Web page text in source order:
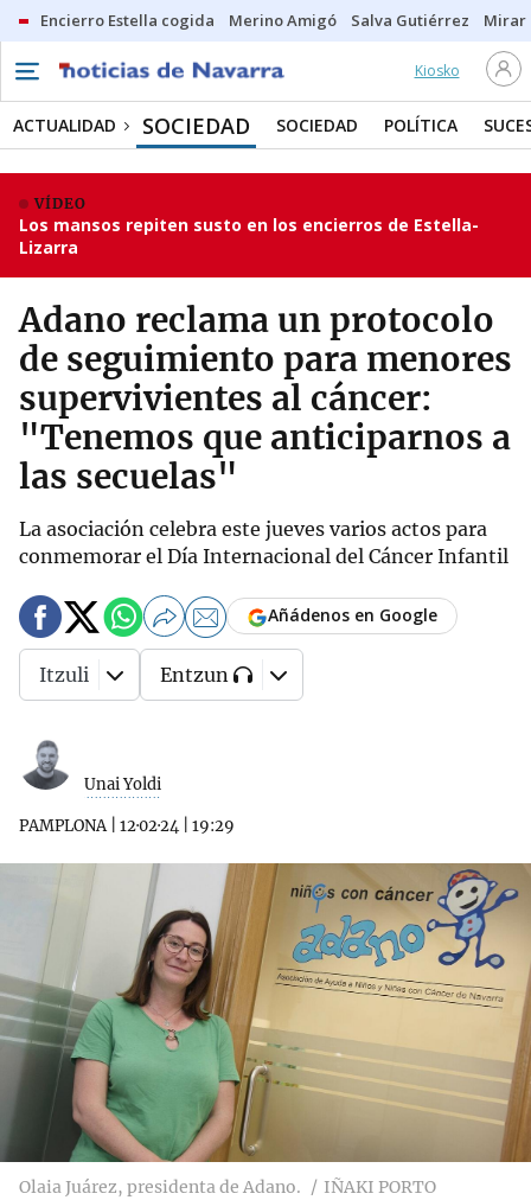
Encierro Estella cogida Merino Amigó Salva Gutiérrez Mirar
Kiosko
ACTUALIDAD SOCIEDAD SOCIEDAD POLÍTICA
VÍDEO
Los mansos repiten susto en los encierros de Estella-
Lizarra
Adano reclama un protocolo
de seguimiento para menores
supervivientes al cáncer:
"Tenemos que anticiparnos a
las secuelas"
La asociación celebra este jueves varios actos para
conmemorar el Día Internacional del Cáncer Infantil
Unai Yoldi
PAMPLONA| 12·02·24 19:29
Añádenos en Google
Itzuli Entzun
Olaia Juárez, presidenta de Adano. IÑAKI PORTO